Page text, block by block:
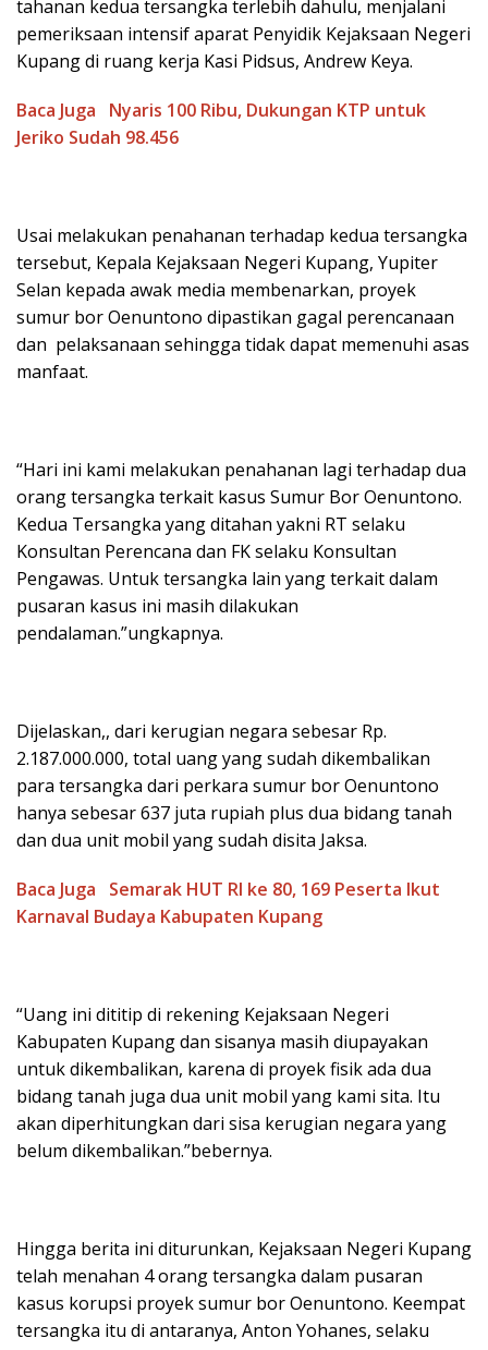
tahanan kedua tersangka terlebih dahulu, menjalani
pemeriksaan intensif aparat Penyidik Kejaksaan Negeri
Kupang di ruang kerja Kasi Pidsus, Andrew Keya.
Baca Juga
Nyaris 100 Ribu, Dukungan KTP untuk
Jeriko Sudah 98.456
Usai melakukan penahanan terhadap kedua tersangka
tersebut, Kepala Kejaksaan Negeri Kupang, Yupiter
Selan kepada awak media membenarkan, proyek
sumur bor Oenuntono dipastikan gagal perencanaan
dan pelaksanaan sehingga tidak dapat memenuhi asas
manfaat.
“Hari ini kami melakukan penahanan lagi terhadap dua
orang tersangka terkait kasus Sumur Bor Oenuntono.
Kedua Tersangka yang ditahan yakni RT selaku
Konsultan Perencana dan FK selaku Konsultan
Pengawas. Untuk tersangka lain yang terkait dalam
pusaran kasus ini masih dilakukan
pendalaman.”ungkapnya.
Dijelaskan,, dari kerugian negara sebesar Rp.
2.187.000.000, total uang yang sudah dikembalikan
para tersangka dari perkara sumur bor Oenuntono
hanya sebesar 637 juta rupiah plus dua bidang tanah
dan dua unit mobil yang sudah disita Jaksa.
Baca Juga
Semarak HUT RI ke 80, 169 Peserta Ikut
Karnaval Budaya Kabupaten Kupang
“Uang ini dititip di rekening Kejaksaan Negeri
Kabupaten Kupang dan sisanya masih diupayakan
untuk dikembalikan, karena di proyek fisik ada dua
bidang tanah juga dua unit mobil yang kami sita. Itu
akan diperhitungkan dari sisa kerugian negara yang
belum dikembalikan.”bebernya.
Hingga berita ini diturunkan, Kejaksaan Negeri Kupang
telah menahan 4 orang tersangka dalam pusaran
kasus korupsi proyek sumur bor Oenuntono. Keempat
tersangka itu di antaranya, Anton Yohanes, selaku